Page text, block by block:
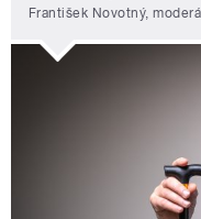
František Novotný,